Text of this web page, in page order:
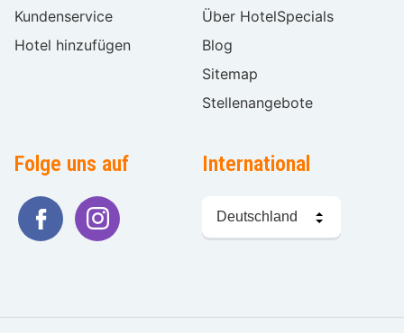
Kundenservice
Hotel hinzufügen
Über HotelSpecials
Blog
Sitemap
Stellenangebote
Folge uns auf International
wählen